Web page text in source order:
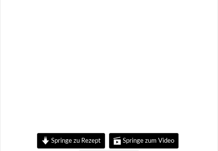
Springe zu Rezept Springe zum Video